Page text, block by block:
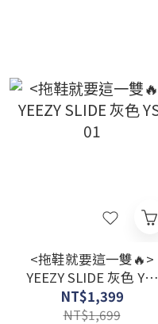
<拖鞋就要這一雙🔥>
YEEZY SLIDE 灰色 YS-
01
NT$1,399
NT$1,699